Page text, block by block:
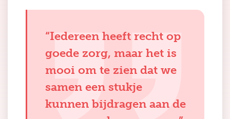
“Iedereen heeft recht op
goede zorg, maar het is
mooi om te zien dat we
samen een stukje
kunnen bijdragen aan de